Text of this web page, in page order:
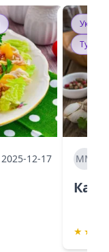
2025-12-17 ММ
★ ★